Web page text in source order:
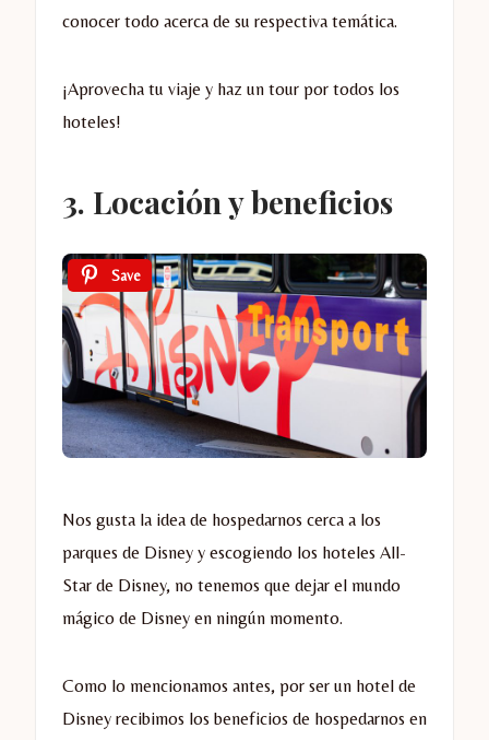
conocer todo acerca de su respectiva temática.
¡Aprovecha tu viaje y haz un tour por todos los
hoteles!
3. Locación y beneficios
Save
Nos gusta la idea de hospedarnos cerca a los
parques de Disney y escogiendo los hoteles All-
Star de Disney, no tenemos que dejar el mundo
mágico de Disney en ningún momento.
Como lo mencionamos antes, por ser un hotel de
Disney recibimos los beneficios de hospedarnos en